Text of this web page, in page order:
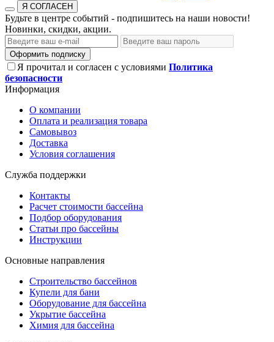
Я СОГЛАСЕН
Будьте в центре событий - подпишитесь на наши новости!
Новинки, скидки, акции.
Оформить подписку
Я прочитал и согласен с условиями Политика
безопасности
Информация
О компании
Оплата и реализация товара
Самовывоз
Доставка
Условия соглашения
Служба поддержки
Контакты
Расчет стоимости бассейна
Подбор оборудования
Статьи про бассейны
Инструкции
Основные направления
Строительство бассейнов
Купели для бани
Оборудование для бассейна
Укрытие бассейна
Химия для бассейна